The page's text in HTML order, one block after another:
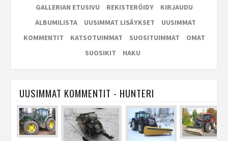
GALLERIAN ETUSIVU REKISTERÖIDY
KIRJAUDU
ALBUMILISTA
UUSIMMAT LISÄYKSET
UUSIMMAT
KOMMENTIT
KATSOTUIMMAT SUOSITUIMMAT
OMAT
SUOSIKIT
HAKU
UUSIMMAT KOMMENTIT - HUNTERI